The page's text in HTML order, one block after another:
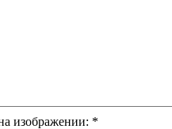
изображении: *